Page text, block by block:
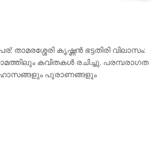
കൃഷ്ണന്‍ ഭട്ടതിരി വിലാസം:
കവിതകള്‍ രചിച്ചു. പരമ്പരാഗത
പുരാണങ്ങളും